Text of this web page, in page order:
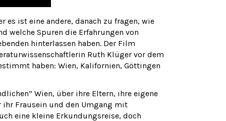
es ist eine andere, danach zu fragen, wie
welche Spuren die Erfahrungen von
hinterlassen haben. Der Film
Ruth Klüger vor dem
haben: Wien, Kalifornien, Göttingen
Wien, über ihre Eltern, ihre eigene
ihr Frausein und den Umgang mit
eine kleine Erkundungsreise, doch